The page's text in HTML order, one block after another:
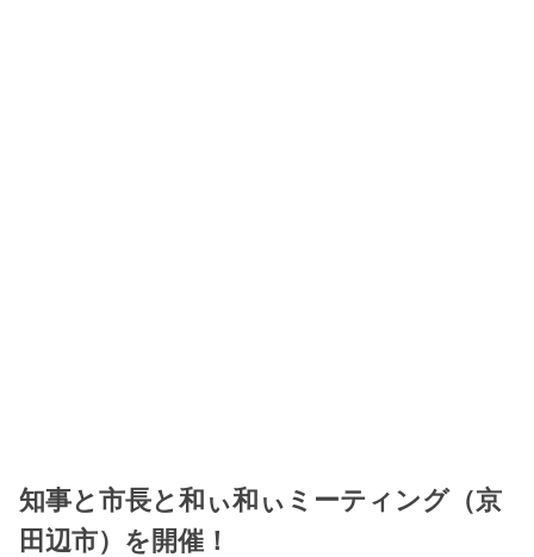
知事と市長と和ぃ和ぃミーティング（京
田辺市）を開催！